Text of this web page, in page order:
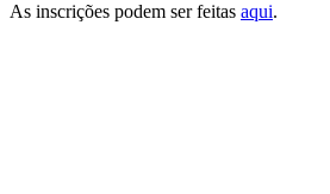
As inscrições podem ser feitas aqui.